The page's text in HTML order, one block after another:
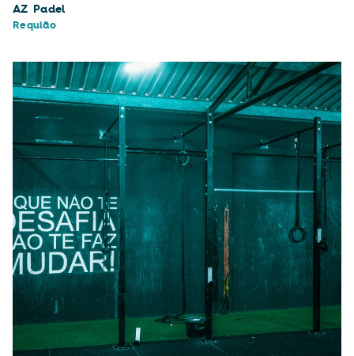
AZ Padel
Requião